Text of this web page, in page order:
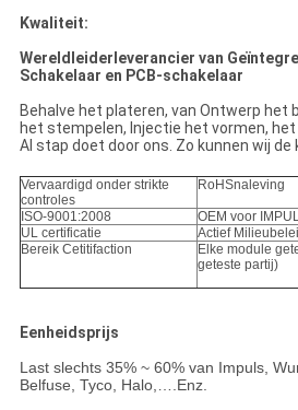
Kwaliteit:
Wereldleiderleverancier van
Schakelaar en PCB-schakelaar
Behalve het plateren, van Ontwerp het
het stempelen, Injectie het vormen,
Al stap doet door ons. Zo kunnen wij
Vervaardigd onder strikte
controles
RoHSnaleving
ISO-9001:2008
OEM voor
UL certificatie
Actief
Bereik Cetitifaction
Elke module
geteste partij)
Eenheidsprijs
Last slechts 35% ~ 60% van Impuls,
Belfuse, Tyco, Halo,….Enz.